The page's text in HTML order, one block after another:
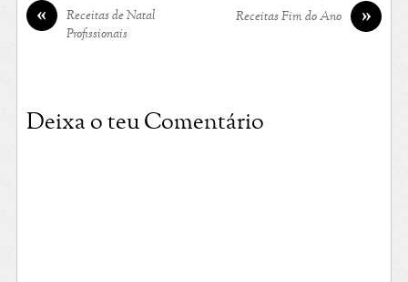
«
Receitas de Natal
Profissionais
»
Receitas Fim do Ano
Deixa o teu Comentário